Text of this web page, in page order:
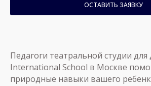
ОСТАВИТЬ ЗАЯВКУ
Педагоги театральной студии для
International School в Москве
природные навыки вашего